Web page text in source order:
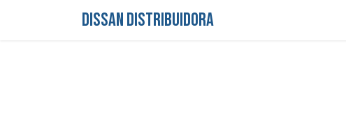
DISSAN DISTRIBUIDORA